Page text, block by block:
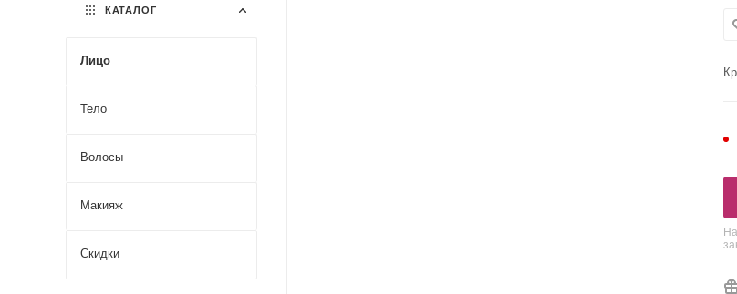
КАТАЛОГ
Лицо
Тело
Волосы
Макияж
Скидки